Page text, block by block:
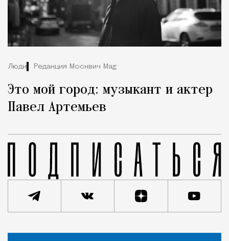
Люди Редакция Москвич Mag
Это мой город: музыкант и актер
Павел Артемьев